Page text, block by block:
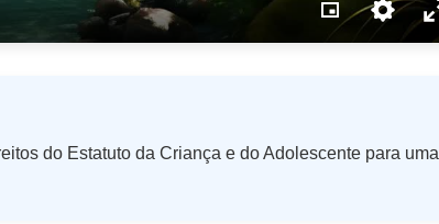
do Estatuto da Criança e do Adolescente para uma